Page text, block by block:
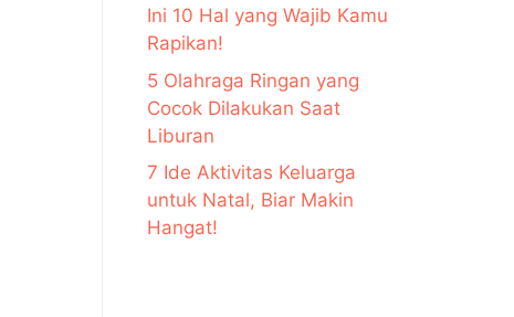
Ini 10 Hal yang Wajib Kamu
Rapikan!
5 Olahraga Ringan yang
Cocok Dilakukan Saat
Liburan
7 Ide Aktivitas Keluarga
untuk Natal, Biar Makin
Hangat!